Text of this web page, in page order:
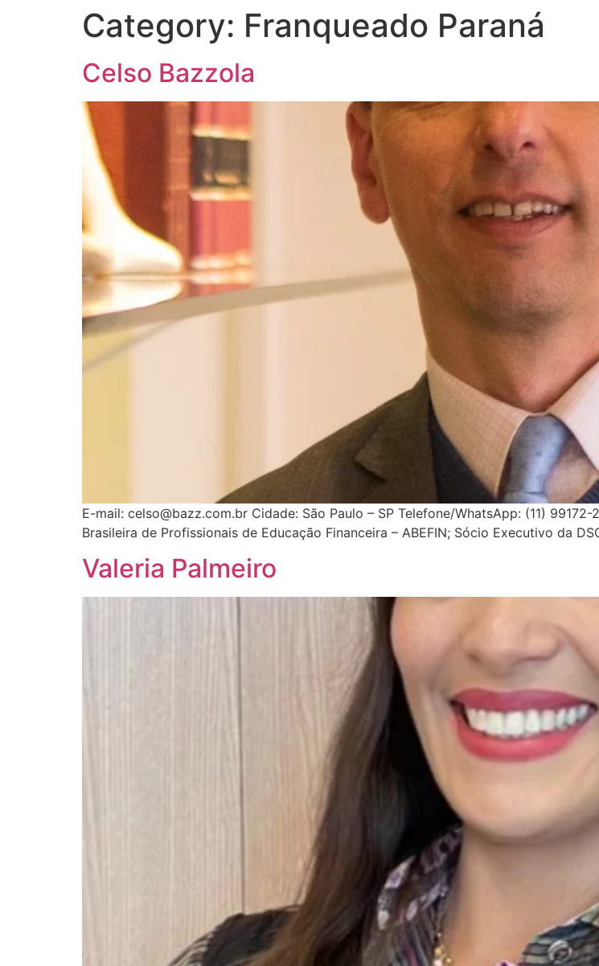
Category: Franqueado Paraná
Celso Bazzola
E-mail: celso@bazz.com.br Cidade: São Paulo – SP Telefone/WhatsApp: (11)
Brasileira de Profissionais de Educação Financeira – ABEFIN; Sócio Executivo da
Valeria Palmeiro